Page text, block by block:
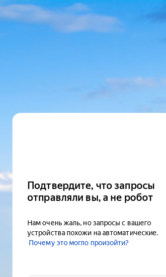
Подтвердите, что запросы
отправляли вы, а не робот
Нам очень жаль, но запросы с вашего
устройства похожи на автоматические.
Почему это могло произойти?